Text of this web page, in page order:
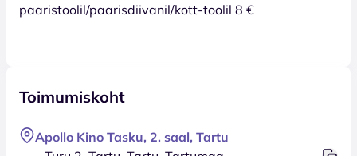
paaristoolil/paarisdiivanil/kott-toolil 8 €
Toimumiskoht
Apollo Kino Tasku, 2. saal, Tartu